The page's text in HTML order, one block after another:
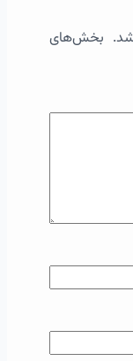
بخش‌های